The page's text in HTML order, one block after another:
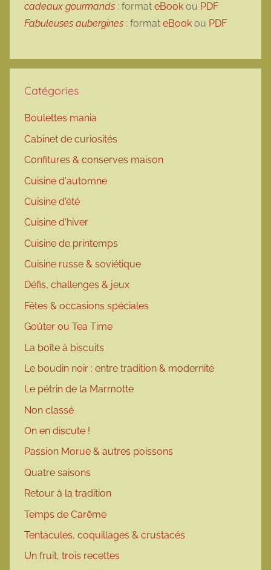
cadeaux gourmands : format eBook ou PDF
Fabuleuses aubergines : format eBook ou PDF
Catégories
Boulettes mania
Cabinet de curiosités
Confitures & conserves maison
Cuisine d'automne
Cuisine d'été
Cuisine d'hiver
Cuisine de printemps
Cuisine russe & soviétique
Défis, challenges & jeux
Fêtes & occasions spéciales
Goûter ou Tea Time
La boîte à biscuits
Le boudin noir : entre tradition & modernité
Le pétrin de la Marmotte
Non classé
On en discute !
Passion Morue & autres poissons
Quatre saisons
Retour à la tradition
Temps de Carême
Tentacules, coquillages & crustacés
Un fruit, trois recettes